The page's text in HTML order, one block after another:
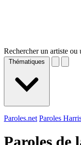
Rechercher un artiste ou
Thématiques
Paroles.net Paroles